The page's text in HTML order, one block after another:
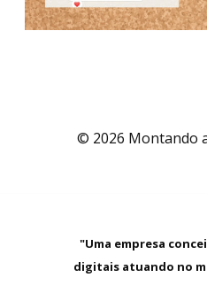
© 2026 Montando
"Uma empresa
digitais atuando no